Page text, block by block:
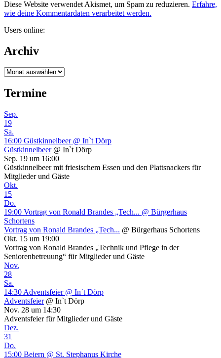
Diese Website verwendet Akismet, um Spam zu reduzieren. Erfahre,
wie deine Kommentardaten verarbeitet werden.
Users online:
Archiv
Archiv
Termine
Sep.
19
Sa.
16:00 Güstkinnelbeer @ In`t Dörp
Güstkinnelbeer @ In`t Dörp
Sep. 19 um 16:00
Güstkinnelbeer mit friesischem Essen und den Plattsnackers für
Mitglieder und Gäste
Okt.
15
Do.
19:00 Vortrag von Ronald Brandes „Tech... @ Bürgerhaus
Schortens
Vortrag von Ronald Brandes „Tech... @ Bürgerhaus Schortens
Okt. 15 um 19:00
Vortrag von Ronald Brandes „Technik und Pflege in der
Seniorenbetreuung“ für Mitglieder und Gäste
Nov.
28
Sa.
14:30 Adventsfeier @ In`t Dörp
Adventsfeier @ In`t Dörp
Nov. 28 um 14:30
Adventsfeier für Mitglieder und Gäste
Dez.
31
Do.
15:00 Beiern @ St. Stephanus Kirche